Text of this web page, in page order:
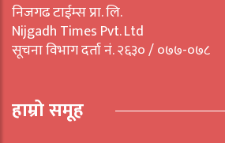
निजगढ टाईम्स प्रा. लि.
Nijgadh Times Pvt. Ltd
सूचना विभाग दर्ता नं. २६३० / ०७७-०७८
हाम्रो समूह